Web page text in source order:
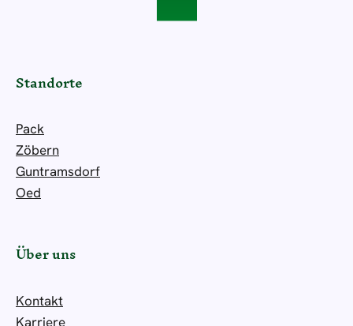
Standorte
Pack
Zöbern
Guntramsdorf
Oed
Über uns
Kontakt
Karriere